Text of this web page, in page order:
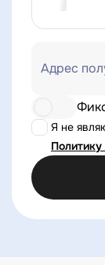
Адрес
Я не